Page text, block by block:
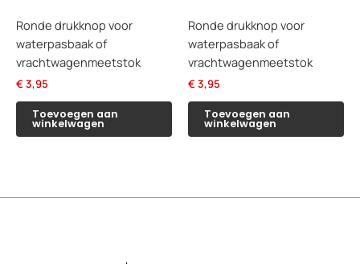
Ronde drukknop voor
waterpasbaak of
vrachtwagenmeetstok
€ 3,95
Toevoegen aan
winkelwagen
Ronde drukknop voor
waterpasbaak of
vrachtwagenmeetstok
€ 3,95
Toevoegen aan
winkelwagen